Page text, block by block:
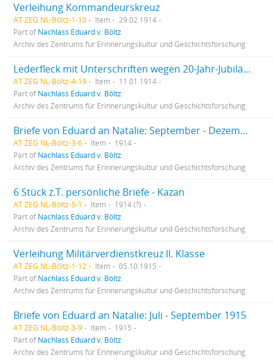
Verleihung Kommandeurskreuz
AT ZEG NL-Böltz-1-10 Item
29.02.1914
Part ofNachlass Eduard v. Böltz
Archiv des Zentrums für Erinnerungskultur und Geschichtsforschung
Lederfleck mit Unterschriften wegen 20-Jahr-Jubiläum Kapellmeister Wacek
AT ZEG NL-Böltz-4-19 Item
11.01.1914
Part ofNachlass Eduard v. Böltz
Archiv des Zentrums für Erinnerungskultur und Geschichtsforschung
Briefe von Eduard an Natalie: September - Dezember 1914
AT ZEG NL-Böltz-3-6 Item
1914
Part ofNachlass Eduard v. Böltz
Archiv des Zentrums für Erinnerungskultur und Geschichtsforschung
6 Stück z.T. persönliche Briefe - Kazan
AT ZEG NL-Böltz-5-1 Item
1914 (?)
Part ofNachlass Eduard v. Böltz
Archiv des Zentrums für Erinnerungskultur und Geschichtsforschung
Verleihung Militärverdienstkreuz II. Klasse
AT ZEG NL-Böltz-1-12 Item
05.10.1915
Part ofNachlass Eduard v. Böltz
Archiv des Zentrums für Erinnerungskultur und Geschichtsforschung
Briefe von Eduard an Natalie: Juli - September 1915
AT ZEG NL-Böltz-3-9 Item
1915
Part ofNachlass Eduard v. Böltz
Archiv des Zentrums für Erinnerungskultur und Geschichtsforschung